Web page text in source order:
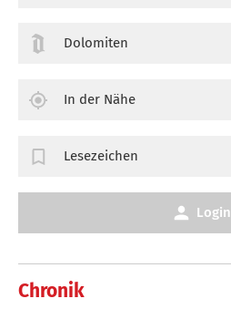
Chronik
Dolomiten
In der Nähe
Lesezeichen
Login